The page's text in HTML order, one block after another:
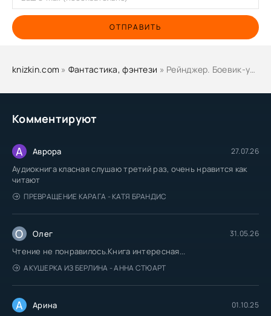
Комментируют
А Аврора 27.07.26
Аудиокнига класная слушаю третий раз, очень нравится как
читают
ПРЕВРАЩЕНИЕ КАРАГА - КАТЯ БРАНДИС
О Олег 31.05.26
Чтение не понравилось.Книга интересная...
АКУШЕРКА ИЗ БЕРЛИНА - АННА СТЮАРТ
А Арина 01.10.25
ОТПРАВИТЬ
knizkin.com » Фантастика, фэнтези » Рейнджер. Боевик-универсал. Мэтр - Игорь Дравин